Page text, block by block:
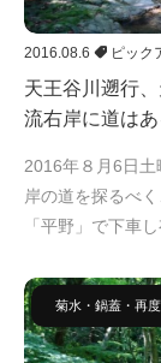
2016.08.6 ピック
天王谷川遡行
流右岸に道はあ
2016年８月6日
岸の道を探るべ
「平野」で下車
菊水・鍋蓋・再度